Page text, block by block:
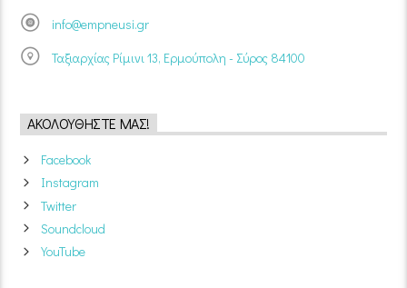
info@empneusi.gr
Ταξιαρχίας Ρίμινι 13, Ερμούπολη - Σύρος 84100
ΑΚΟΛΟΥΘΉΣΤΕ ΜΑΣ!
Facebook
Instagram
Twitter
Soundcloud
YouTube